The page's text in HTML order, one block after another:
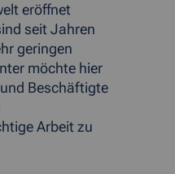
eröffnet
seit Jahren
geringen
möchte hier
Beschäftigte
Arbeit zu